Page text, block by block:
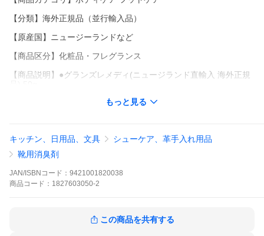
【分類】海外正規品（並行輸入品）
【原産国】ニュージーランドなど
【商品区分】化粧品・フレグランス
【商品説明】●グランズレメディ(ニュージランド直輸入 海外正規
ダーです。天然由来の安心・強力な除菌・消臭効果で、足のイヤ
色タイプが付属されます。
グランズレメディ グランズ レメディ ぐらんずれめでぃ deostop
デオ デオドラント パウダー 消臭パウダー レギュラー 無香料
爆買WEEKおすすめ！
クールミント安心なQRコード付き足用消臭剤
もっと見る
キッチン、日用品、文具
シューケア、革手入れ用品
靴用消臭剤
JAN/ISBNコード： 9421001820038
商品 コード： 1827603050-2
この商品を共有する